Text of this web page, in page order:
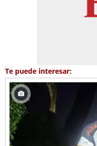
Te puede interesar: